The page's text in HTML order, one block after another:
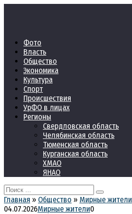
Фото
Власть
Общество
Экономика
Культура
Спорт
Происшествия
УрФО в лицах
Регионы
Свердловская область
Челябинская область
Тюменская область
Курганская область
ХМАО
ЯНАО
Search
for:
Главная » Общество » Мирные жители
04.07.2026Мирные жители0